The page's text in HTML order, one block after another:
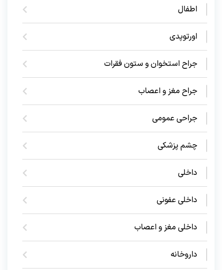
اطفال
اورتوپدی
جراح استخوان و ستون فقرات
جراح مغز و اعصاب
جراحی عمومی
چشم پزشکی
داخلی
داخلی عفونی
داخلی مغز و اعصاب
داروخانه